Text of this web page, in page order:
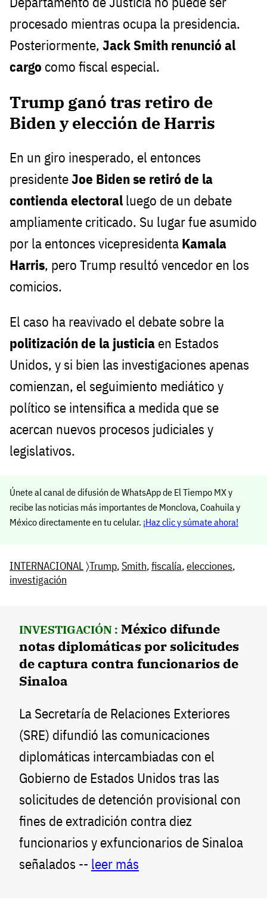
procesado mientras ocupa la presidencia.
Posteriormente, Jack Smith renunció al
cargo como fiscal especial.
Trump ganó tras retiro de
Biden y elección de Harris
En un giro inesperado, el entonces
presidenteJoe Biden se retiró de la
contienda electoral luego de un debate
ampliamente criticado. Su lugar fue asumido
por la entonces vicepresidenta Kamala
Harris, pero Trump resultó vencedor en los
comicios.
El caso ha reavivado el debate sobre la
politización de la justicia en Estados
Unidos, y si bien las investigaciones apenas
comienzan, el seguimiento mediático y
político se intensifica a medida que se
acercan nuevos procesos judiciales y
legislativos.
Únete al canal de difusión de WhatsApp de El Tiempo MX y
recibe las noticias más importantes de Monclova, Coahuila y
México directamente en tu celular. ¡Haz clic y súmate ahora!
INTERNACIONAL〉Trump, Smith,fiscalía,elecciones,
investigación
INVESTIGACIÓN : México difunde
notas diplomáticas por solicitudes
de captura contra funcionarios de
Sinaloa
La Secretaría de Relaciones Exteriores
(SRE) difundió las comunicaciones
diplomáticas intercambiadas con el
Gobierno de Estados Unidos tras las
solicitudes de detención provisional con
fines de extradición contra diez
funcionarios y exfuncionarios de Sinaloa
señalados -- leer más